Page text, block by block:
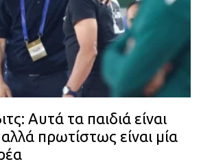
Αυτά τα παιδιά είναι
αλλά πρωτίστως είναι μία